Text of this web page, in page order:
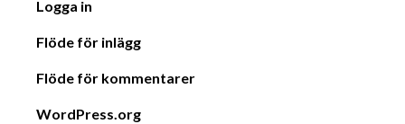
Logga in
Flöde för inlägg
Flöde för kommentarer
WordPress.org